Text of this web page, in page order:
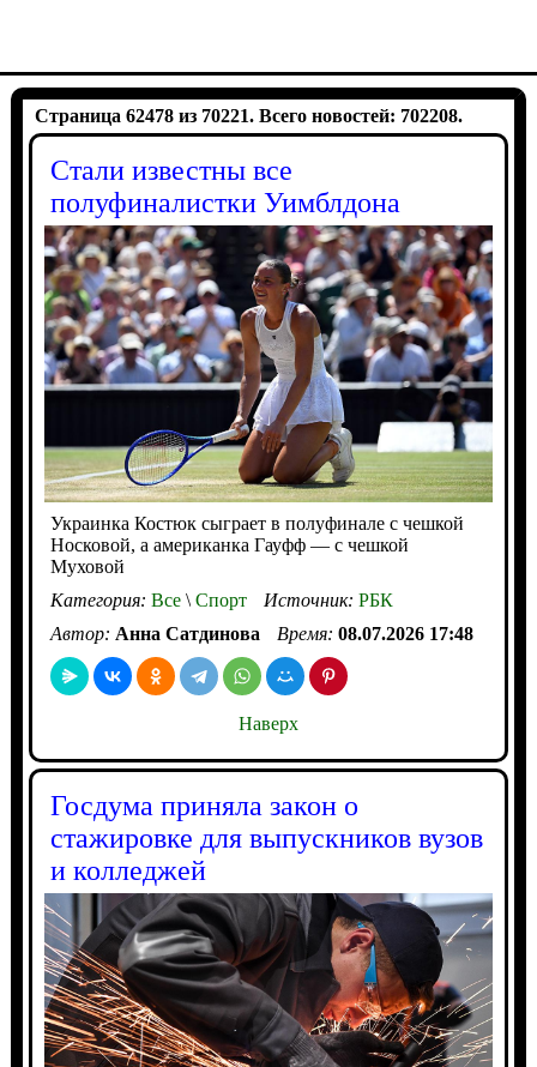
Страница 62478 из 70221. Всего новостей: 702208.
Стали известны все
полуфиналистки Уимблдона
Украинка Костюк сыграет в полуфинале с чешкой
Носковой, а американка Гауфф — с чешкой
Муховой
Категория: Все\Спорт Источник: РБК
Автор: Анна Сатдинова Время: 08.07.2026 17:48
Наверх
Госдума приняла закон о
стажировке для выпускников вузов
и колледжей